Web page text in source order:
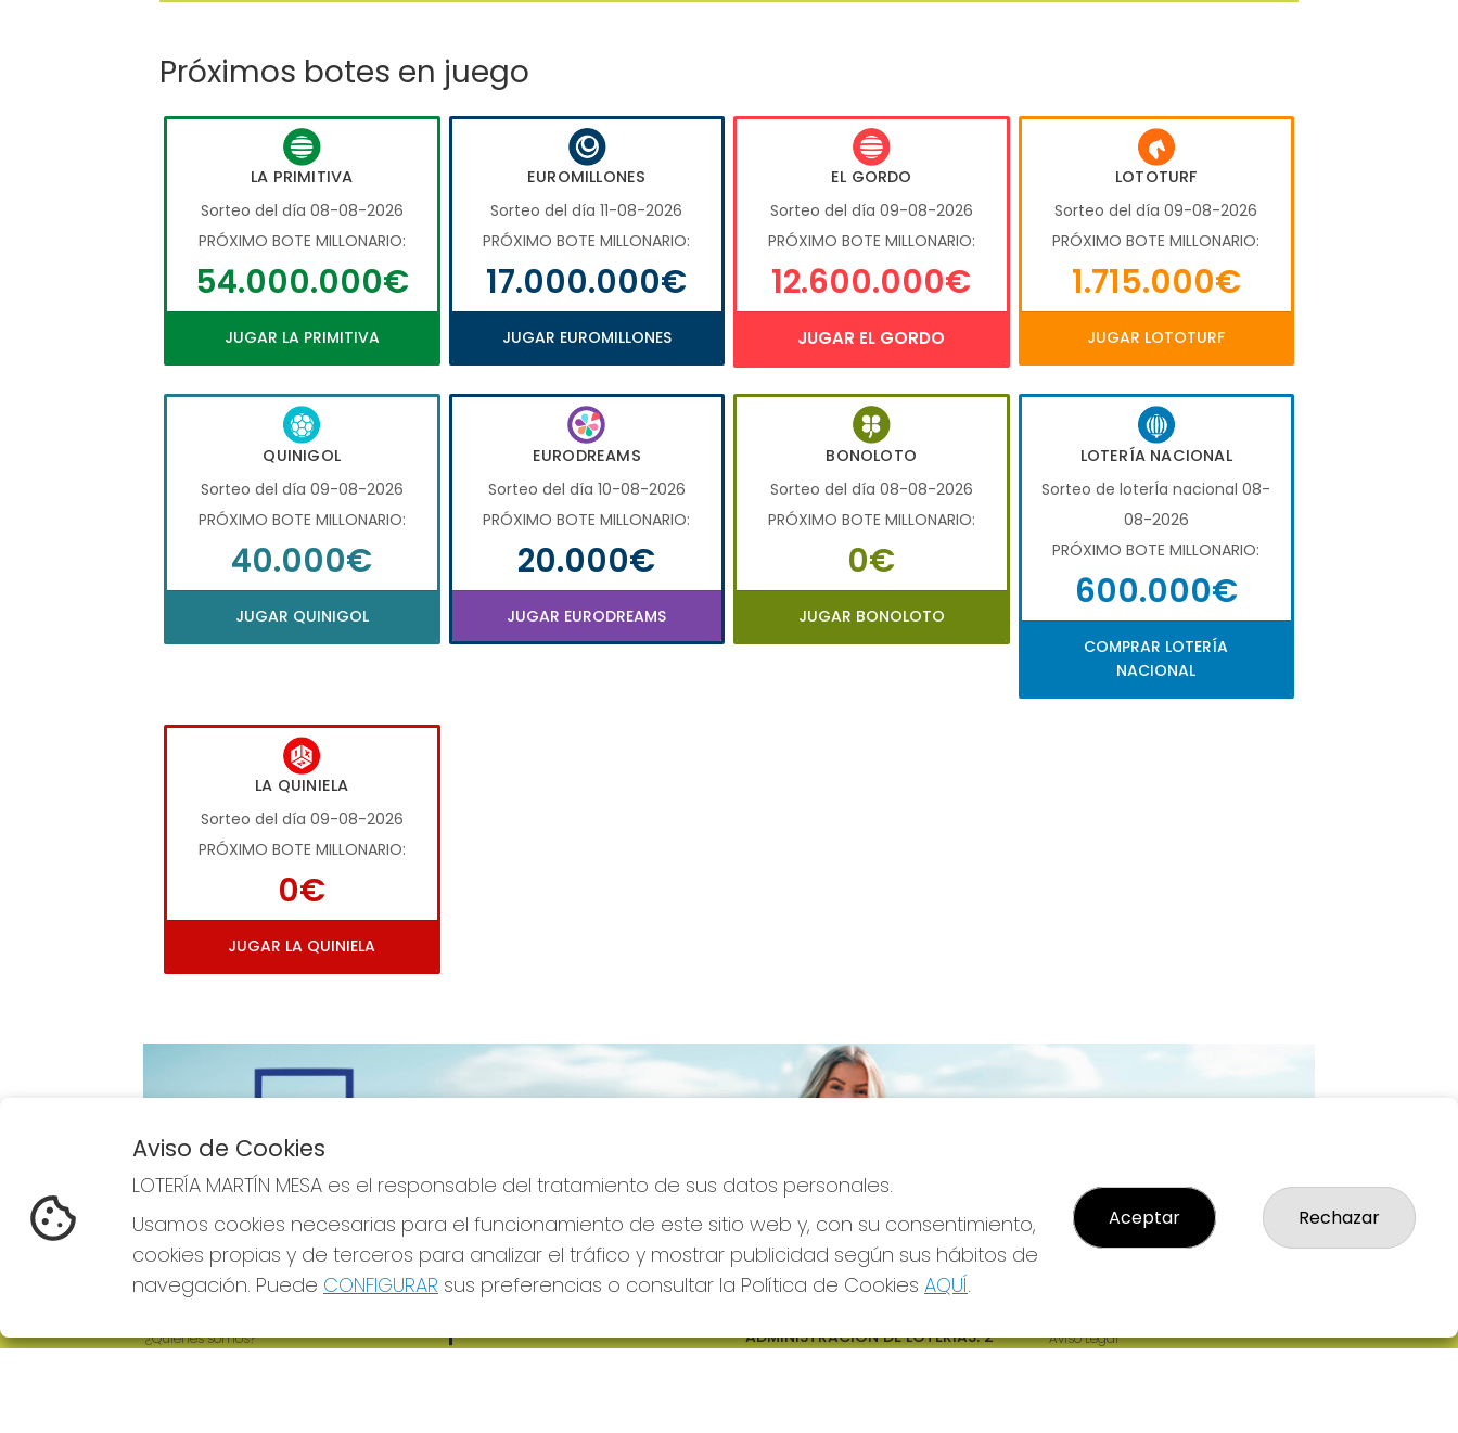
Próximos botes en juego
LA PRIMITIVA
Sorteo del día 08-08-2026
PRÓXIMO BOTE MILLONARIO:
54.000.000€
JUGAR LA PRIMITIVA
EUROMILLONES
Sorteo del día 11-08-2026
PRÓXIMO BOTE MILLONARIO:
17.000.000€
JUGAR EUROMILLONES
EL GORDO
Sorteo del día 09-08-2026
PRÓXIMO BOTE MILLONARIO:
12.600.000€
JUGAR EL GORDO
LOTOTURF
Sorteo del día 09-08-2026
PRÓXIMO BOTE MILLONARIO:
1.715.000€
JUGAR LOTOTURF
QUINIGOL
Sorteo del día 09-08-2026
PRÓXIMO BOTE MILLONARIO:
40.000€
JUGAR QUINIGOL
EURODREAMS
Sorteo del día 10-08-2026
PRÓXIMO BOTE MILLONARIO:
20.000€
JUGAR EURODREAMS
BONOLOTO
Sorteo del día 08-08-2026
PRÓXIMO BOTE MILLONARIO:
0€
JUGAR BONOLOTO
LOTERÍA NACIONAL
Sorteo de loterÍa nacional 08-
08-2026
PRÓXIMO BOTE MILLONARIO:
600.000€
COMPRAR LOTERÍA
NACIONAL
LA QUINIELA
Sorteo del día 09-08-2026
PRÓXIMO BOTE MILLONARIO:
0€
JUGAR LA QUINIELA
Imagen anterior
LOTERÍA MARTÍN MESA
¿Quiénes somos?
REDES SOCIALES
ADMINISTRACION DE LOTERIAS: 2-
CIUDAD RODRIGO - RECEPTOR
Aviso Legal
Aviso de Cookies
LOTERÍA MARTÍN MESA es el responsable del tratamiento de sus datos personales.
Usamos cookies necesarias para el funcionamiento de este sitio web y, con su consentimiento,
cookies propias y de terceros para analizar el tráfico y mostrar publicidad según sus hábitos de
navegación. Puede CONFIGURAR sus preferencias o consultar la Política de Cookies AQUÍ.
Aceptar Rechazar